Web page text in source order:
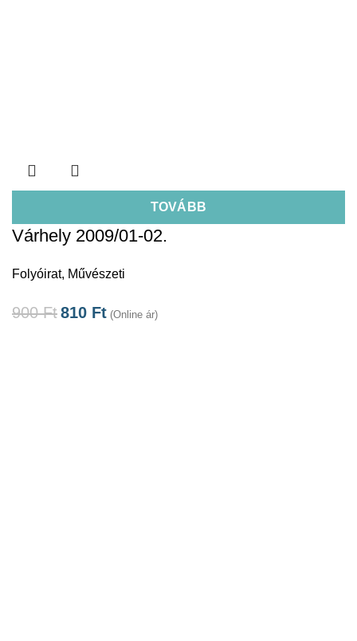
TOVÁBB
Várhely 2009/01-02.
Folyóirat, Művészeti
900Ft810 Ft (Online ár)